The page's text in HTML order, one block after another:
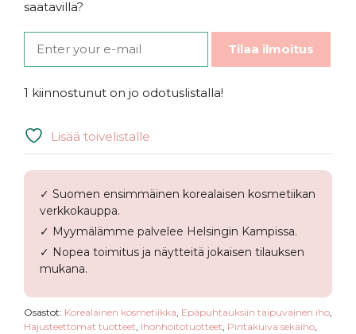
saatavilla?
Tilaa ilmoitus
1 kiinnostunut on jo odotuslistalla!
Lisää toivelistalle
✓ Suomen ensimmäinen korealaisen kosmetiikan
verkkokauppa.
✓ Myymälämme palvelee Helsingin Kampissa.
✓ Nopea toimitus ja näytteitä jokaisen tilauksen
mukana.
Osastot: Korealainen kosmetiikka, Epäpuhtauksiin taipuvainen iho,
Hajusteettomat tuotteet, Ihonhoitotuotteet, Pintakuiva sekaiho,